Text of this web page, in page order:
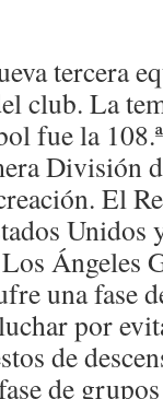
tercera
club. La
fue la
División
El
Ángeles
una fase
por
de
de